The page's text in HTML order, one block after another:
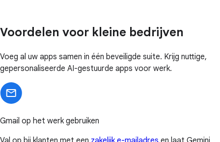
Voordelen voor kleine bedrijven
Voeg al uw apps samen in één beveiligde suite. Krijg nuttige,
gepersonaliseerde AI-gestuurde apps voor werk.
Gmail op het werk gebruiken